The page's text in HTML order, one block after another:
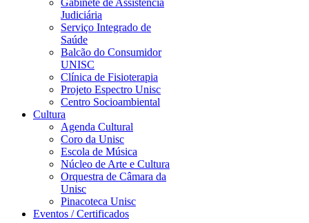
Gabinete de Assistência
Judiciária
Serviço Integrado de
Saúde
Balcão do Consumidor
UNISC
Clínica de Fisioterapia
Projeto Espectro Unisc
Centro Socioambiental
Cultura
Agenda Cultural
Coro da Unisc
Escola de Música
Núcleo de Arte e Cultura
Orquestra de Câmara da
Unisc
Pinacoteca Unisc
Eventos / Certificados